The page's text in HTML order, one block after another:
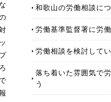
和歌山の労働相談に
労働基準監督署に労
労働相談を検討して
落ち着いた雰囲気で
う